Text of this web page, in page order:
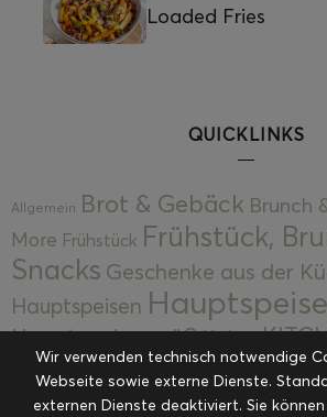
Loaded Fries
QUICKLINKS
Allgemein Brot & Gebäck Brunch
More Frühstück Frühstück,
Snacks Geschenke aus der
Hauptspeisen
Hauptspeisen süßKekse
Kuchen, Torten &
Desserts Kulinarik Kulinarische
Wir verwenden technisch notwendige
Webseite sowie externe Dienste.
externen Dienste deaktiviert. Sie